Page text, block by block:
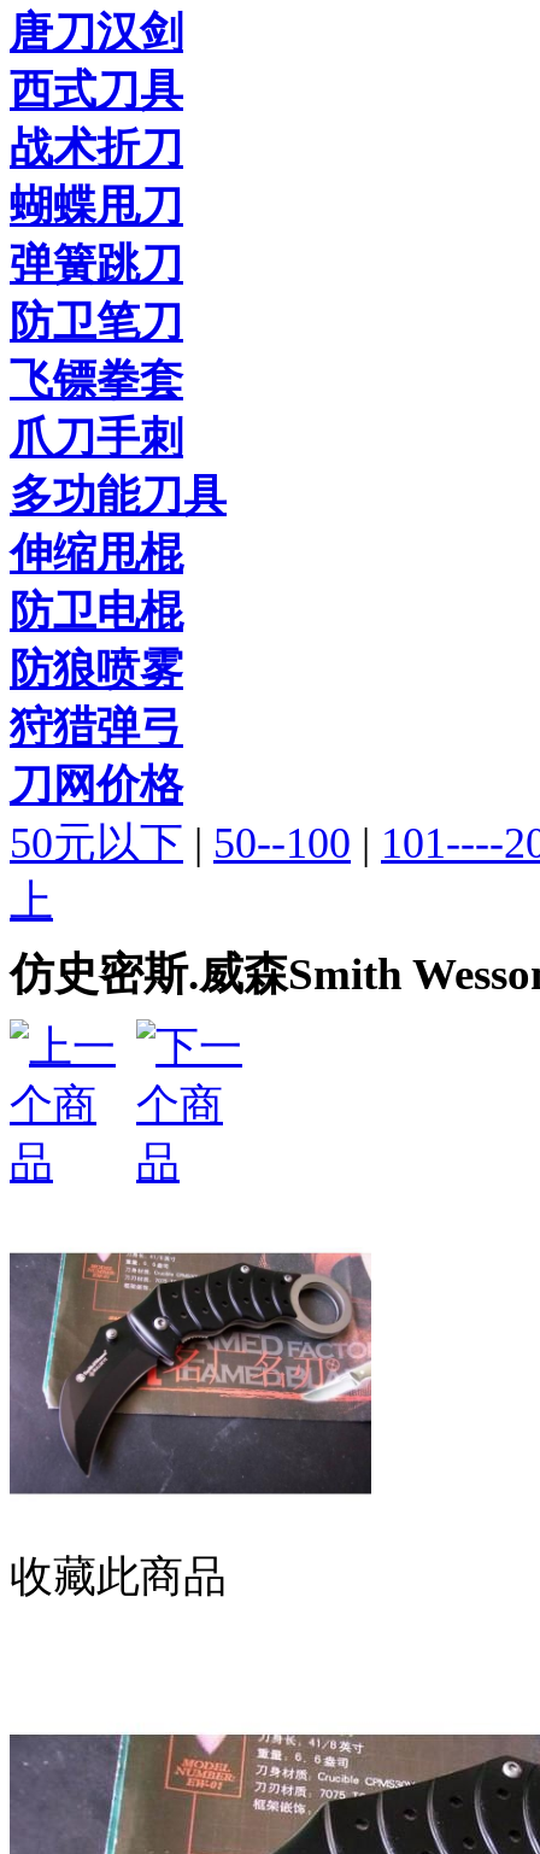
唐刀汉剑
西式刀具
战术折刀
蝴蝶甩刀
弹簧跳刀
防卫笔刀
飞镖拳套
爪刀手刺
多功能刀具
伸缩甩棍
防卫电棍
防狼喷雾
狩猎弹弓
刀网价格
50元以下 | 50--100 | 101----
上
仿史密斯.威森Smith
收藏此商品